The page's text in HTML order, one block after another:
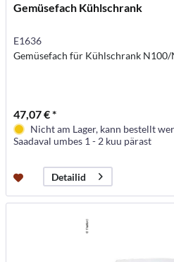
Gemüsefach Kühlschrank
E1636
Gemüsefach für Kühlschrank
47,07 € *
Nicht am Lager, kann bestellt
Saadaval umbes 1 - 2 kuu pärast
Detailid